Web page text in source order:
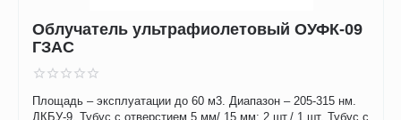
Облучатель ультрафиолетовый ОУФК-09
ГЗАС
Площадь – эксплуатации до 60 м3. Диапазон – 205-315 нм.
ДКБУ-9. Тубус с отверстием 5 мм/ 15 мм: 2 шт./ 1 шт. Тубус с